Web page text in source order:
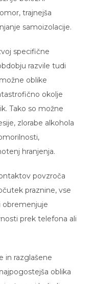
trajnejša
samoizolacije.
razvile tudi
oblike
okolje
Tako so možne
zlorabe alkohola
hranjenja.
praznine, vse
prek telefona ali
oblika
pri bolj ali